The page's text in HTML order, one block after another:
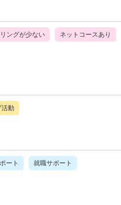
ングが少ない ネットコースあり
活動
ート 就職サポート